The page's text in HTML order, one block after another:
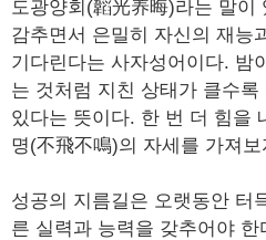
도광양회(韜光养晦)라는 말이
감추면서 은밀히 자신의 재능
기다린다는 사자성어이다. 밤
는 것처럼 지친 상태가 클수
있다는 뜻이다. 한 번 더 힘을
명(不飛不鳴)의 자세를 가져보
성공의 지름길은 오랫동안 터
른 실력과 능력을 갖추어야